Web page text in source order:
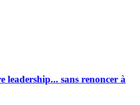
leadership... sans renoncer à